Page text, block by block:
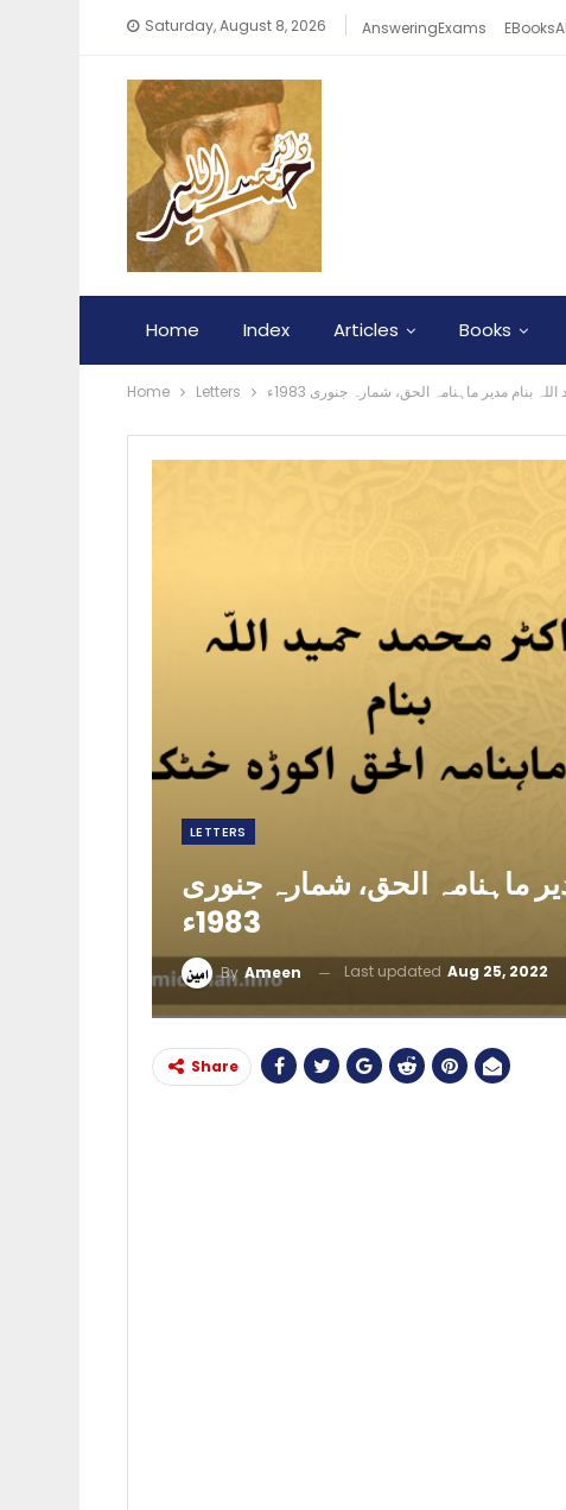
Saturday, August 8, 2026 AnsweringExams
Home Index Articles Books
Home Letters بنام مدیر ماہنامہ الحق، شمارہ جنوری 1983ء
LETTERS
ماہنامہ الحق، شمارہ جنوری
1983ء
By Ameen Last updated Aug 25, 2022
Share